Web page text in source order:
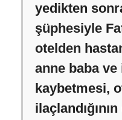
yedikten
şüphesiyle
otelden
anne baba ve
kaybetmesi,